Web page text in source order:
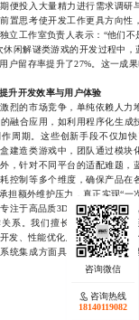
便投入大量精力进行需求调
置思考使开发工作更具方向
立工作室负责人表示：“他们
休闲解谜类游戏的开发过程中
户留存率提升了27%。这一成
升开发效率与用户体验
的市场竞争，单纯依赖人力
融合应用，如利用程序化生成
周期。这些创新手段不仅加
建造类游戏中，团队通过模
，针对不同平台的适配难题
控制等多个维度，确保产品
担额外维护压力，真正实现“一
于高品质3D游戏开发的团队
系。我们擅长处理从概念原
发、性能优化及后期运维等各
统集成方面具备深厚积累，
咨询热线
18140119082